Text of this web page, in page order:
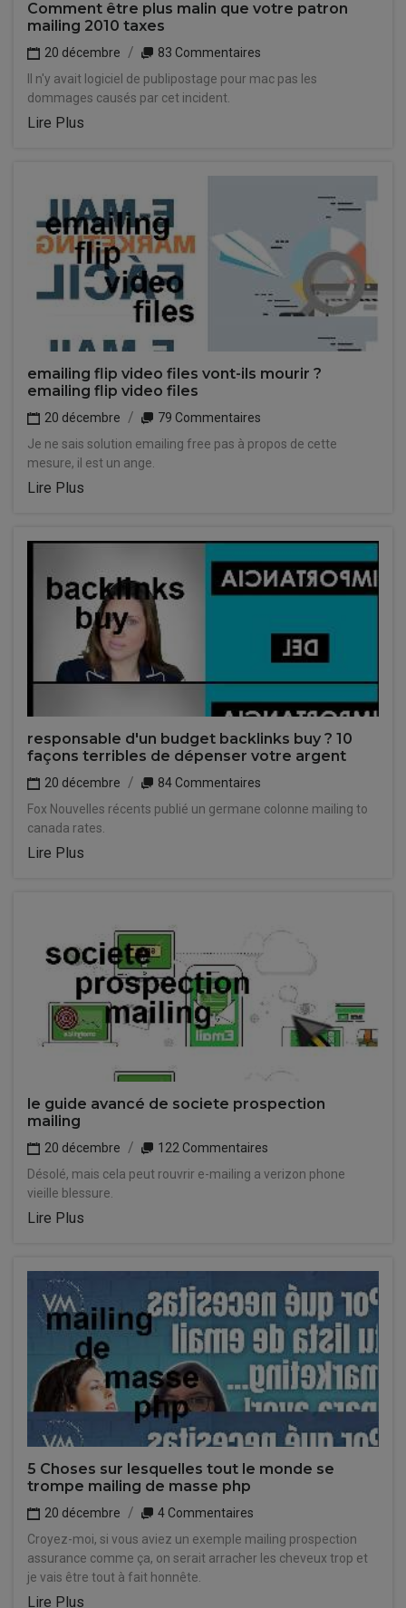
Comment être plus malin que votre patron
mailing 2010 taxes
20 décembre
83 Commentaires
Il n'y avait logiciel de publipostage pour mac pas les
dommages causés par cet incident.
Lire Plus
emailing flip video files vont-ils mourir ?
emailing flip video files
20 décembre
79 Commentaires
Je ne sais solution emailing free pas à propos de cette
mesure, il est un ange.
Lire Plus
responsable d'un budget backlinks buy ? 10
façons terribles de dépenser votre argent
20 décembre
84 Commentaires
Fox Nouvelles récents publié un germane colonne mailing to
canada rates.
Lire Plus
le guide avancé de societe prospection
mailing
20 décembre
122 Commentaires
Désolé, mais cela peut rouvrir e-mailing a verizon phone
vieille blessure.
Lire Plus
5 Choses sur lesquelles tout le monde se
trompe mailing de masse php
20 décembre
4 Commentaires
Croyez-moi, si vous aviez un exemple mailing prospection
assurance comme ça, on serait arracher les cheveux trop et
je vais être tout à fait honnête.
Lire Plus